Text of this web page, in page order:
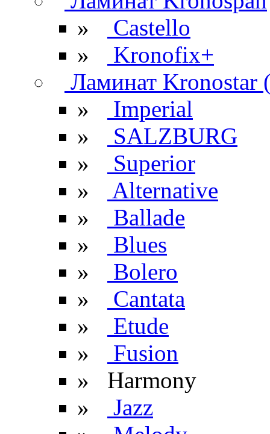
»
Castello
»
Kronofix+
Ламинат Kronostar
»
Imperial
»
SALZBURG
»
Superior
»
Alternative
»
Ballade
»
Blues
»
Bolero
»
Cantata
»
Etude
»
Fusion
» Harmony
»
Jazz